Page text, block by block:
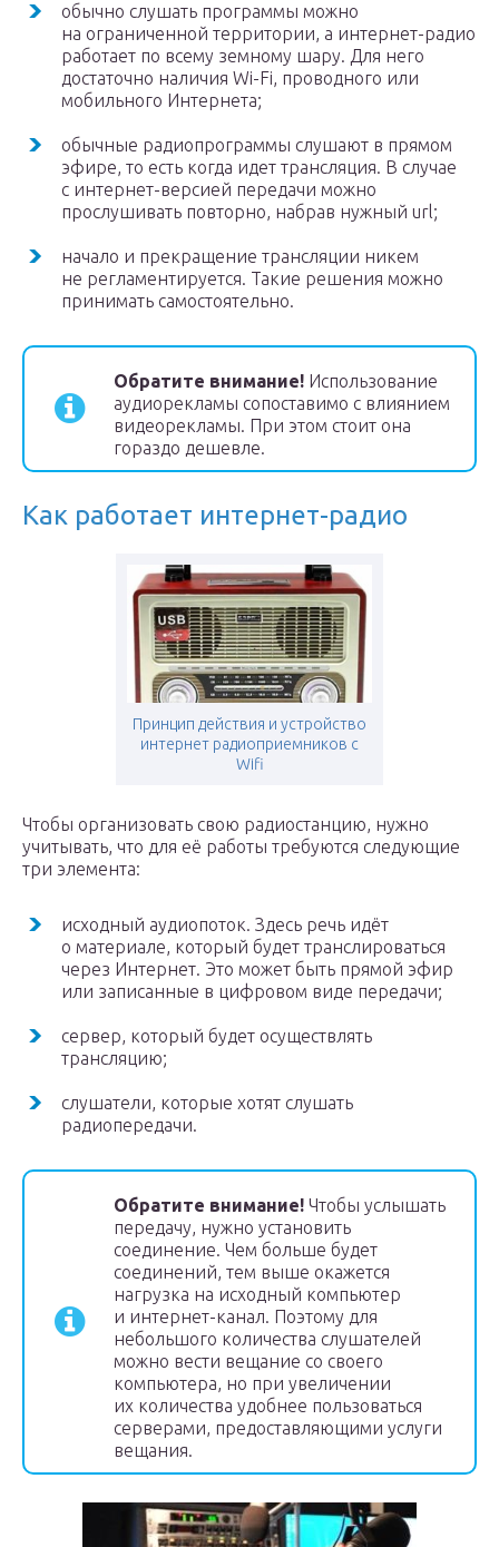
обычно слушать программы можно
на ограниченной территории, а интернет-радио
работает по всему земному шару. Для него
достаточно наличия Wi-Fi, проводного или
мобильного Интернета;
обычные радиопрограммы слушают в прямом
эфире, то есть когда идет трансляция. В случае
с интернет-версией передачи можно
прослушивать повторно, набрав нужный url;
начало и прекращение трансляции никем
не регламентируется. Такие решения можно
принимать самостоятельно.
Обратите внимание! Использование
аудиорекламы сопоставимо с влиянием
видеорекламы. При этом стоит она
гораздо дешевле.
Как работает интернет-радио
Принцип действия и устройство
интернет радиоприемников с
Wifi
Чтобы организовать свою радиостанцию, нужно
учитывать, что для её работы требуются следующие
три элемента:
исходный аудиопоток. Здесь речь идёт
о материале, который будет транслироваться
через Интернет. Это может быть прямой эфир
или записанные в цифровом виде передачи;
сервер, который будет осуществлять
трансляцию;
слушатели, которые хотят слушать
радиопередачи.
Обратите внимание! Чтобы услышать
передачу, нужно установить
соединение. Чем больше будет
соединений, тем выше окажется
нагрузка на исходный компьютер
и интернет-канал. Поэтому для
небольшого количества слушателей
можно вести вещание со своего
компьютера, но при увеличении
их количества удобнее пользоваться
серверами, предоставляющими услуги
вещания.